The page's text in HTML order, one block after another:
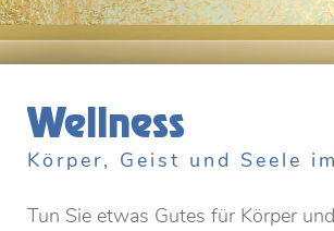
Wellness
Körper, Geist und Seele
Tun Sie etwas Gutes für Körper